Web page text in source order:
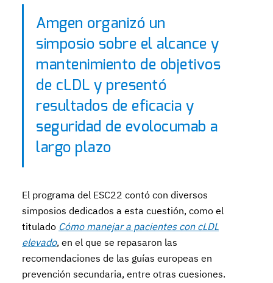
Amgen organizó un
simposio sobre el alcance y
mantenimiento de objetivos
de cLDL y presentó
resultados de eficacia y
seguridad de evolocumab a
largo plazo
El programa del ESC22 contó con diversos
simposios dedicados a esta cuestión, como el
titulado Cómo manejar a pacientes con cLDL
elevado, en el que se repasaron las
recomendaciones de las guías europeas en
prevención secundaria, entre otras cuesiones.